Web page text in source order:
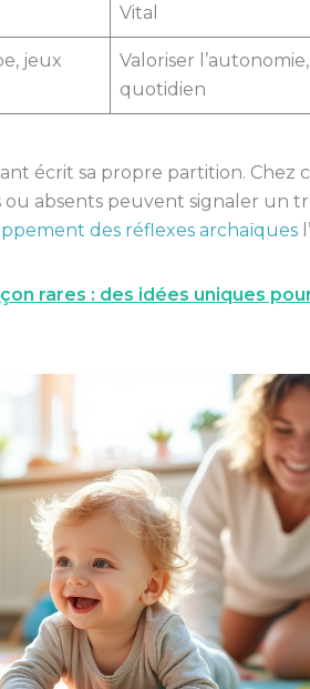
Vital
jeux
Valoriser
quotidien
écrit sa propre partition. Chez
ou absents peuvent signaler un
des réflexes archaïques
rares : des idées uniques